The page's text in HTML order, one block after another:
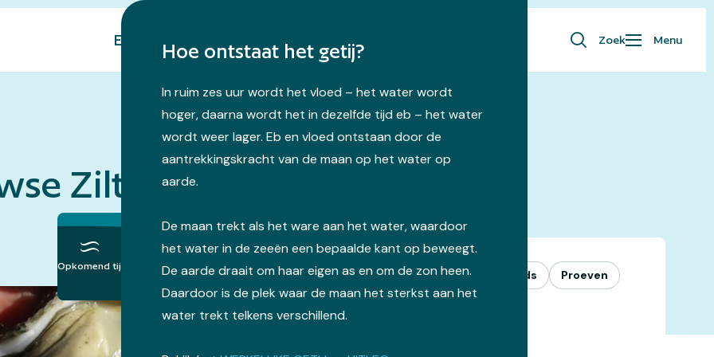
Eropuit Over ons Zoek Menu
Zilte Zaligheden
Lekker actief Met de kids
Proeven
Opkomend tij
Hoe ontstaat het getij?
In ruim zes uur wordt het vloed – het water wordt
hoger, daarna wordt het in dezelfde tijd eb – het water
wordt weer lager. Eb en vloed ontstaan door de
aantrekkingskracht van de maan op het water op
aarde.
De maan trekt als het ware aan het water, waardoor
het water in de zeeën een bepaalde kant op beweegt.
De aarde draait om haar eigen as en om de zon heen.
Daardoor is de plek waar de maan het sterkst aan het
water trekt telkens verschillend.